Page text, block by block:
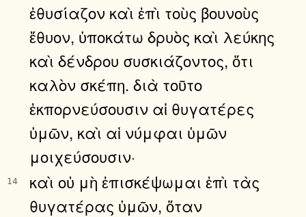
ἐθυσίαζον καὶ ἐπὶ τοὺς βουνοὺς
ἔθυον, ὑποκάτω δρυὸς καὶ λεύκης
καὶ δένδρου συσκιάζοντος, ὅτι
καλὸν σκέπη. διὰ τοῦτο
ἐκπορνεύσουσιν αἱ θυγατέρες
ὑμῶν, καὶ αἱ νύμφαι ὑμῶν
μοιχεύσουσιν·
14
καὶ οὐ μὴ ἐπισκέψωμαι ἐπὶ τὰς
θυγατέρας ὑμῶν, ὅταν